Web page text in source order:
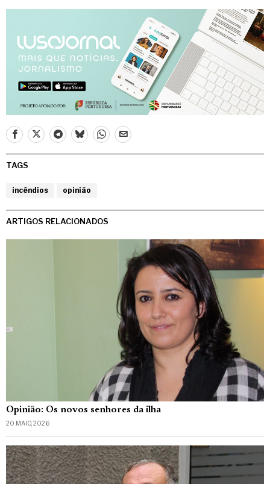
TAGS
incêndios opinião
ARTIGOS RELACIONADOS
Opinião: Os novos senhores da ilha
20 MAIO, 2026